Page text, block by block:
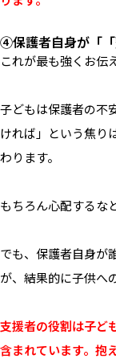
④保護者自身が「
これが最も強くお伝
子どもは保護者の不
ければ」という焦り
わります。
もちろん心配するな
でも、保護者自身が
が、結果的に子供へ
支援者の役割は子ど
含まれています。抱